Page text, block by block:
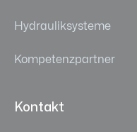
Hydrauliksysteme
Kompetenzpartner
Kontakt